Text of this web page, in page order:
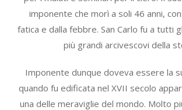
imponente che morì a soli 46 anni,
fatica e dalla febbre. San Carlo fu a tutti
più grandi arcivescovi della
Imponente dunque doveva essere la
quando fu edificata nel XVII secolo
una delle meraviglie del mondo. Molto